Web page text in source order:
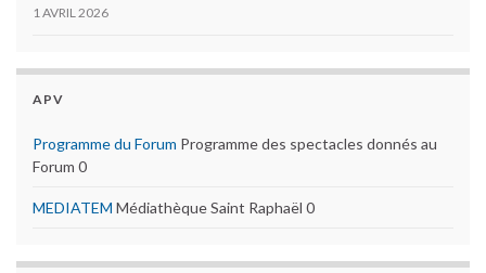
1 AVRIL 2026
APV
Programme du Forum Programme des spectacles donnés au
Forum 0
MEDIATEM Médiathèque Saint Raphaël 0